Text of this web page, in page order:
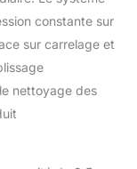
la
ce qui
les
un
constante sur
sur carrelage et
nettoyage des